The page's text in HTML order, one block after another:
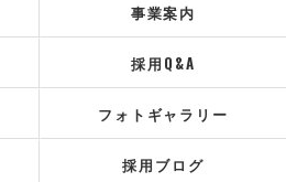
事業案内
採用Q&A
フォトギャラリー
採用ブログ